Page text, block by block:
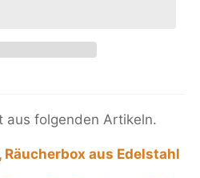
aus folgenden Artikeln.
Räucherbox aus Edelstahl